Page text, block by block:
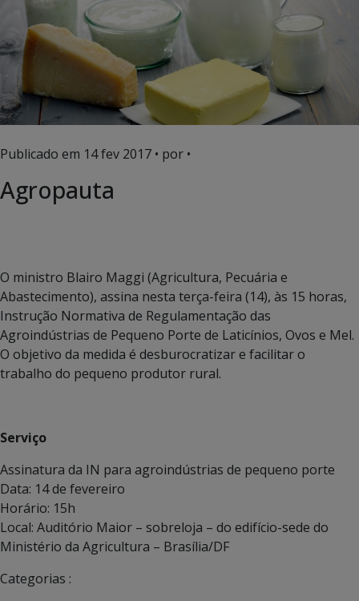
Publicado em 14 fev 2017 • por •
Agropauta
O ministro Blairo Maggi (Agricultura, Pecuária e
Abastecimento), assina nesta terça-feira (14), às 15 horas,
Instrução Normativa de Regulamentação das
Agroindústrias de Pequeno Porte de Laticínios, Ovos e Mel.
O objetivo da medida é desburocratizar e facilitar o
trabalho do pequeno produtor rural.
Serviço
Assinatura da IN para agroindústrias de pequeno porte
Data: 14 de fevereiro
Horário: 15h
Local: Auditório Maior – sobreloja – do edifício-sede do
Ministério da Agricultura – Brasília/DF
Categorias :